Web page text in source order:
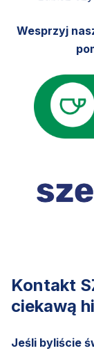
Wesprzyj
Kontakt
ciekawą
Jeśli byliście